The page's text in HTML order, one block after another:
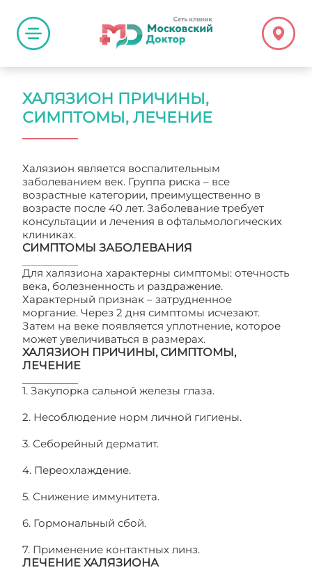
ХАЛЯЗИОН ПРИЧИНЫ,
СИМПТОМЫ, ЛЕЧЕНИЕ
Халязион является воспалительным
заболеванием век. Группа риска – все
возрастные категории, преимущественно в
возрасте после 40 лет. Заболевание требует
консультации и лечения в офтальмологических
клиниках.
СИМПТОМЫ ЗАБОЛЕВАНИЯ
Для халязиона характерны симптомы: отечность
века, болезненность и раздражение.
Характерный признак – затрудненное
моргание. Через 2 дня симптомы исчезают.
Затем на веке появляется уплотнение, которое
может увеличиваться в размерах.
ХАЛЯЗИОН ПРИЧИНЫ, СИМПТОМЫ,
ЛЕЧЕНИЕ
1. Закупорка сальной железы глаза.
2. Несоблюдение норм личной гигиены.
3. Себорейный дерматит.
4. Переохлаждение.
5. Снижение иммунитета.
6. Гормональный сбой.
7. Применение контактных линз.
ЛЕЧЕНИЕ ХАЛЯЗИОНА